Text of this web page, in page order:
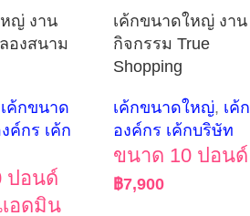
ญ่ งาน
องสนาม
เค้กขนาด
ค์กร เค้ก
ปอนด์
อดมิน
เค้กขนาดใหญ่ งาน
กิจกรรม True
Shopping
เค้กขนาดใหญ่, เค้ก
องค์กร เค้กบริษัท
ขนาด 10 ปอนด์
฿7,900